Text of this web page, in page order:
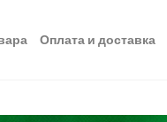
Оплата и доставка